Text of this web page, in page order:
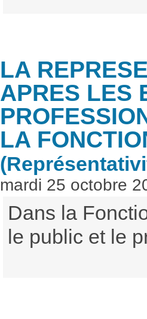
LA
APRES LES
LA
mardi 25 octobre
Dans la
le public et le